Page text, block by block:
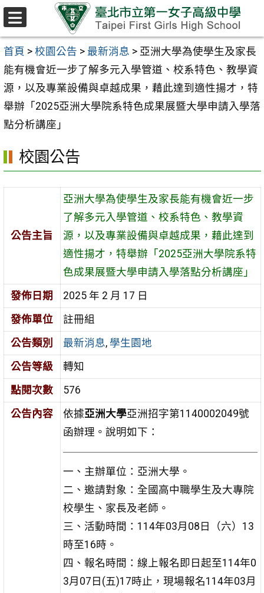
跳至主要內容區
首頁 > 校園公告 > 最新消息 > 亞洲大學為使學生及家長
能有機會近一步了解多元入學管道、校系特色、教學資
源，以及專業設備與卓越成果，藉此達到適性揚才，特
舉辦「2025亞洲大學院系特色成果展暨大學申請入學落
點分析講座」
校園公告
公告主旨
亞洲大學為使學生及家長能有機會近一步
了解多元入學管道、校系特色、教學資
源，以及專業設備與卓越成果，藉此達到
適性揚才，特舉辦「2025亞洲大學院系特
色成果展暨大學申請入學落點分析講座」
發佈日期
2025 年 2 月 17 日
發佈單位
註冊組
公告類別
最新消息, 學生園地
公告等級
轉知
點閱次數
576
公告內容
依據亞洲大學亞洲招字第1140002049號
函辦理。說明如下：
一、主辦單位：亞洲大學。
二、邀請對象：全國高中職學生及大專院
校學生、家長及老師。
三、活動時間：114年03月08日（六）13
時至16時。
四、報名時間：線上報名即日起至114年0
3月07日(五)17時止，現場報名114年03月
選
單